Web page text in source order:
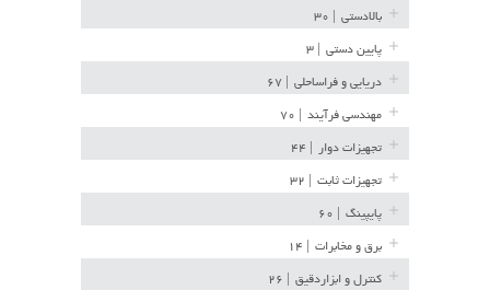
بالادستی
پایین دستی
دریایی و فراساحلی
مهندسی فرآیند
تجهیزات دوار
تجهیزات ثابت
پایپینگ
برق و مخابرات
کنترل و ابزاردقیق